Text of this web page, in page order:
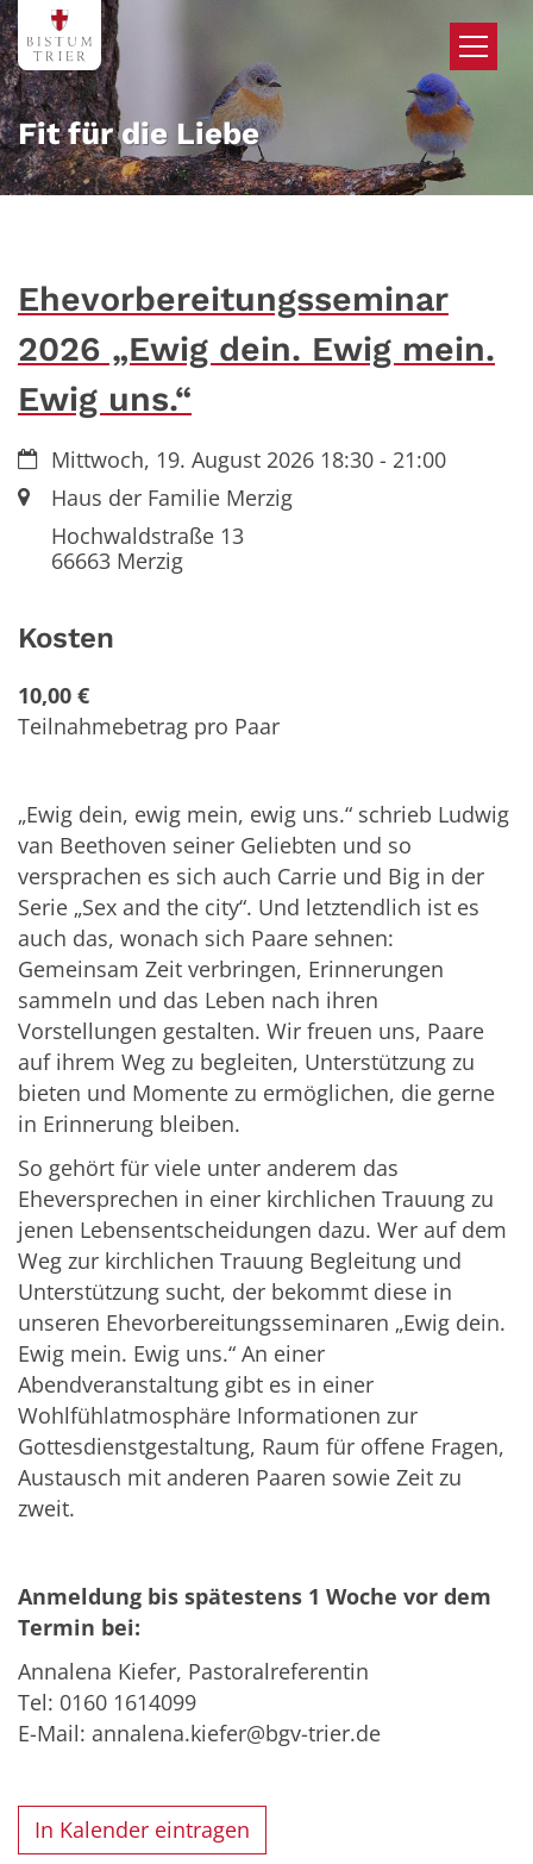
Zum Inhalt springen
Fit für die Liebe
Ehevorbereitungsseminar
2026 „Ewig dein. Ewig mein.
Ewig uns.“
Datum:Mittwoch, 19. August 2026 18:30 - 21:00
Ort:Haus der Familie Merzig
Hochwaldstraße 13
66663Merzig
Kosten
10,00 €
Teilnahmebetrag pro Paar
„Ewig dein, ewig mein, ewig uns.“ schrieb Ludwig
van Beethoven seiner Geliebten und so
versprachen es sich auch Carrie und Big in der
Serie „Sex and the city“. Und letztendlich ist es
auch das, wonach sich Paare sehnen:
Gemeinsam Zeit verbringen, Erinnerungen
sammeln und das Leben nach ihren
Vorstellungen gestalten. Wir freuen uns, Paare
auf ihrem Weg zu begleiten, Unterstützung zu
bieten und Momente zu ermöglichen, die gerne
in Erinnerung bleiben.
So gehört für viele unter anderem das
Eheversprechen in einer kirchlichen Trauung zu
jenen Lebensentscheidungen dazu. Wer auf dem
Weg zur kirchlichen Trauung Begleitung und
Unterstützung sucht, der bekommt diese in
unseren Ehevorbereitungsseminaren „Ewig dein.
Ewig mein. Ewig uns.“ An einer
Abendveranstaltung gibt es in einer
Wohlfühlatmosphäre Informationen zur
Gottesdienstgestaltung, Raum für offene Fragen,
Austausch mit anderen Paaren sowie Zeit zu
zweit.
Anmeldung bis spätestens 1 Woche vor dem
Termin bei:
Annalena Kiefer, Pastoralreferentin
Tel: 0160 1614099
E-Mail: annalena.kiefer@bgv-trier.de
In Kalender eintragen